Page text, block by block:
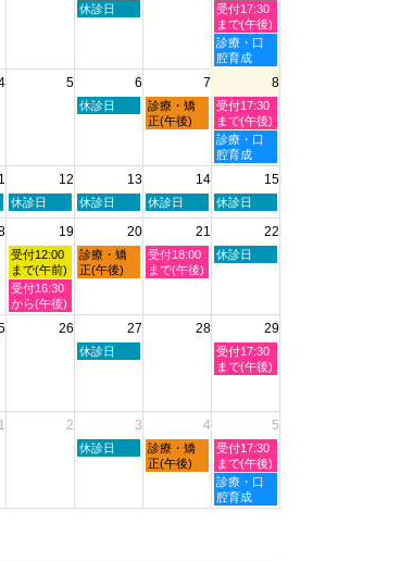
木
月
2026
休診日
土
曜
日,
8
月
2026
受付17:30
まで(午後)
土
曜
日,
月
1st
2026
診療・口
腔育成
5 6 7 8
木
月
2026
休診日
金
曜
月
2026
診療・矯
正(午後)
土
曜
日,
8
月
2026
受付17:30
まで(午後)
土
曜
日,
月
8th
診療・口
腔育成
12 13 14 15
水
曜
8
月
12th
2026
休診日
木
曜
8
月
13th
休診日
金
曜
8
月
14th
休診日
土
曜
8
月
休診日
19 20 21 22
水
曜
日,
8
月
受付12:00
まで(午前)
木
曜
月
2026
診療・矯
正(午後)
金
曜
月
受付18:00
まで(午後)
土
月
2026
休診日
水
曜
日,
受付16:30
から(午後)
26 27 28 29
木
月
2026
休診日
土
曜
月
2026
受付17:30
まで(午後)
1 2 3 4 5
木
月
休診日
金
曜
月
診療・矯
正(午後)
土
曜
日,
9
月
受付17:30
まで(午後)
土
曜
日,
診療・口
腔育成